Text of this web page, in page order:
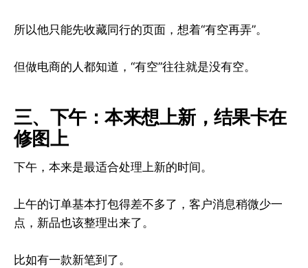
所以他只能先收藏同行的页面，想着“有空再弄”。
但做电商的人都知道，“有空”往往就是没有空。
三、下午：本来想上新，结果卡在
修图上
下午，本来是最适合处理上新的时间。
上午的订单基本打包得差不多了，客户消息稍微少一
点，新品也该整理出来了。
比如有一款新笔到了。